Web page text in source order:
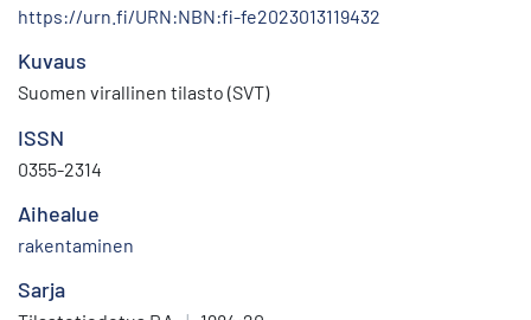
https://urn.fi/URN:NBN:fi-fe2023013119432
Kuvaus
Suomen virallinen tilasto (SVT)
ISSN
0355-2314
Aihealue
rakentaminen
Sarja